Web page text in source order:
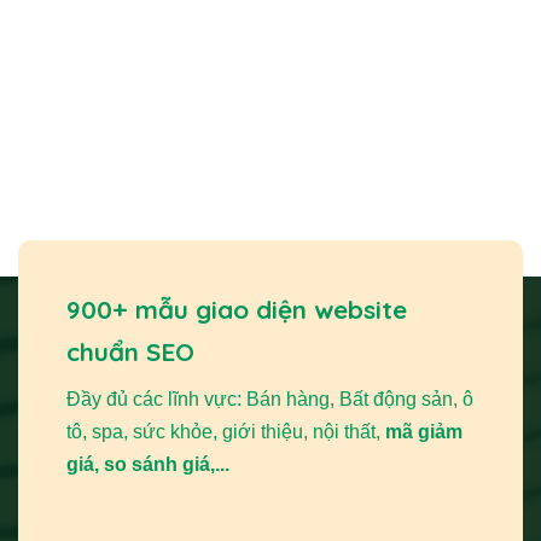
900+ mẫu giao diện website
chuẩn SEO
Đầy đủ các lĩnh vực: Bán hàng, Bất động sản, ô
tô, spa, sức khỏe, giới thiệu, nội thất, mã giảm
giá, so sánh giá,...